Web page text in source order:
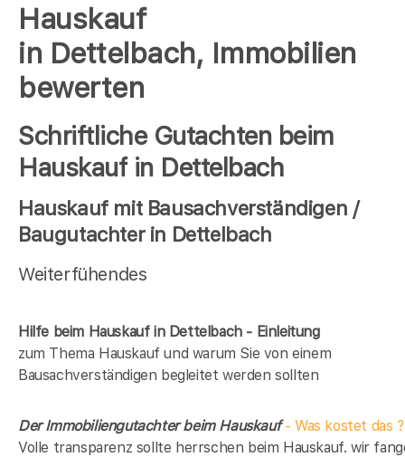
Hauskauf
in Dettelbach, Immobilien
bewerten
Schriftliche Gutachten beim
Hauskauf in Dettelbach
Hauskauf mit Bausachverständigen /
Baugutachter in Dettelbach
Weiterfühendes
Hilfe beim Hauskauf in Dettelbach - Einleitung
zum Thema Hauskauf und warum Sie von einem
Bausachverständigen begleitet werden sollten
Der Immobiliengutachter beim Hauskauf- Was kostet das ?
Volle transparenz sollte herrschen beim Hauskauf. wir